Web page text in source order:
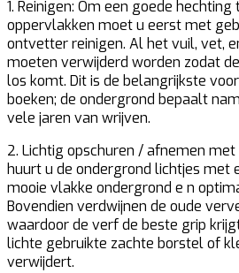
1. Reinigen: Om een goede hechting
oppervlakken moet u eerst met
ontvetter reinigen. Al het vuil, vet,
moeten verwijderd worden zodat
los komt. Dit is de belangrijkste
boeken; de ondergrond bepaalt
vele jaren van wrijven.
2. Lichtig opschuren / afnemen met
huurt u de ondergrond lichtjes met
mooie vlakke ondergrond e n
Bovendien verdwijnen de oude
waardoor de verf de beste grip
lichte gebruikte zachte borstel of
verwijdert.